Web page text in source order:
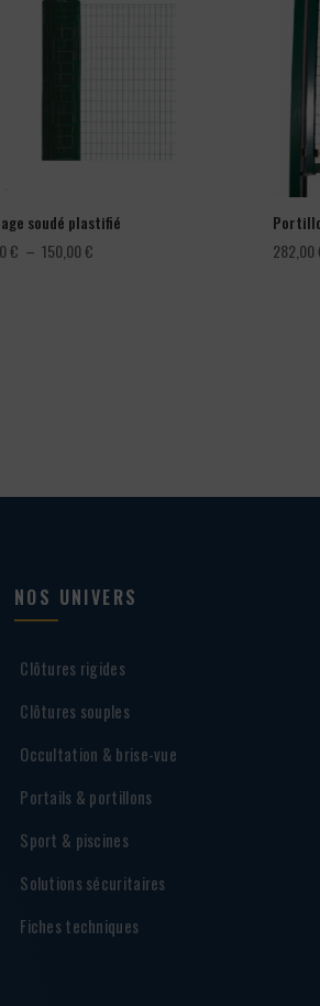
soudé plastifié
€ – 150,00€Plage
282,00
NOS UNIVERS
Clôtures rigides
Clôtures souples
Occultation & brise-vue
Portails & portillons
Sport & piscines
Solutions sécuritaires
Fiches techniques